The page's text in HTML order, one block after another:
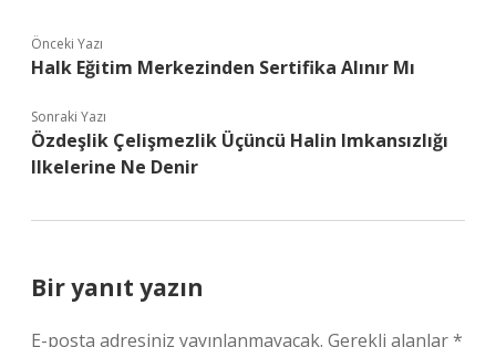
Önceki Yazı
Halk Eğitim Merkezinden Sertifika Alınır Mı
Sonraki Yazı
Özdeşlik Çelişmezlik Üçüncü Halin Imkansızlığı
Ilkelerine Ne Denir
Bir yanıt yazın
E-posta adresiniz yayınlanmayacak. Gerekli alanlar*